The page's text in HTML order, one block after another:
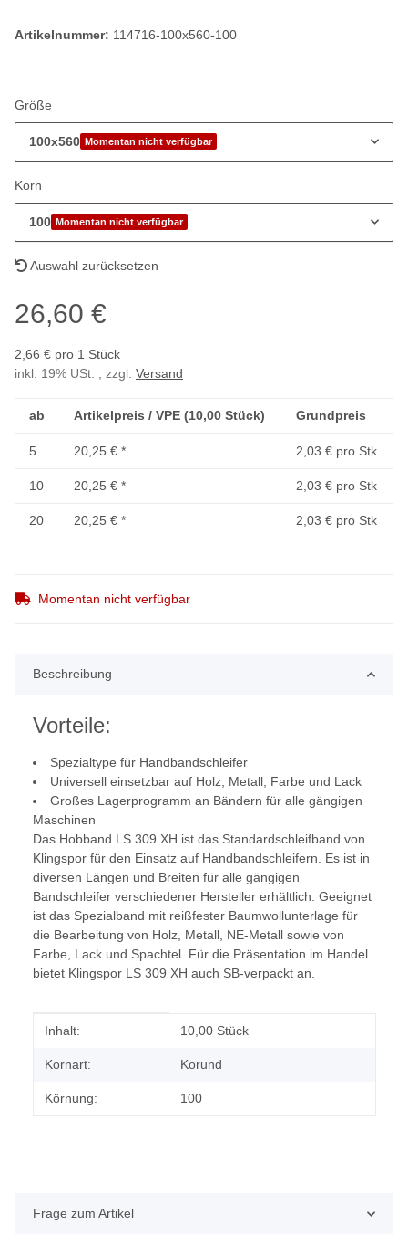
Artikelnummer: 114716-100x560-100
Größe
100x560 Momentan nicht verfügbar
Korn
100 Momentan nicht verfügbar
Auswahl zurücksetzen
26,60 €
2,66 € pro 1 Stück
inkl. 19% USt. , zzgl. Versand
ab Artikelpreis / VPE (10,00 Stück) Grundpreis
5 20,25 € * 2,03 € pro Stk
10 20,25 € * 2,03 € pro Stk
20 20,25 € * 2,03 € pro Stk
Momentan nicht verfügbar
Beschreibung
Vorteile:
Spezialtype für Handbandschleifer
Universell einsetzbar auf Holz, Metall, Farbe und Lack
Großes Lagerprogramm an Bändern für alle gängigen
Maschinen
Das Hobband LS 309 XH ist das Standardschleifband von
Klingspor für den Einsatz auf Handbandschleifern. Es ist in
diversen Längen und Breiten für alle gängigen
Bandschleifer verschiedener Hersteller erhältlich. Geeignet
ist das Spezialband mit reißfester Baumwollunterlage für
die Bearbeitung von Holz, Metall, NE-Metall sowie von
Farbe, Lack und Spachtel. Für die Präsentation im Handel
bietet Klingspor LS 309 XH auch SB-verpackt an.
Produkteigenschaft
Wert
Inhalt: 10,00 Stück
Kornart: Korund
Körnung: 100
Frage zum Artikel